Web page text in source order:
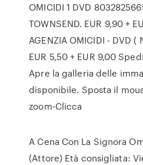
OMICIDI 1 DVD
TOWNSEND. EUR 9,90 +
AGENZIA OMICIDI - DVD (
EUR 5,50 + EUR 9,00
Apre la galleria delle
disponibile. Sposta il
zoom-Clicca
A Cena Con La Signora
(Attore) Età consigliata: